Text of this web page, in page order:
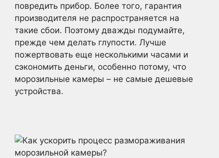
повредить прибор. Более того, гарантия
производителя не распространяется на
такие сбои. Поэтому дважды подумайте,
прежде чем делать глупости. Лучше
пожертвовать еще несколькими часами и
сэкономить деньги, особенно потому, что
морозильные камеры – не самые дешевые
устройства.